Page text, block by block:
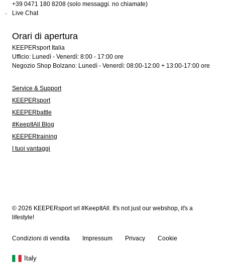
+39 0471 180 8208 (solo messaggi. no chiamate)
Live Chat
Orari di apertura
KEEPERsport Italia
Ufficio: Lunedì - Venerdì: 8:00 - 17:00 ore
Negozio Shop Bolzano: Lunedì - Venerdì: 08:00-12:00 + 13:00-17:00 ore
Service & Support
KEEPERsport
KEEPERbattle
#KeepItAll Blog
KEEPERtraining
I tuoi vantaggi
© 2026 KEEPERsport srl #KeepItAll. It's not just our webshop, it's a
lifestyle!
Condizioni di vendita Impressum Privacy Cookie
Italy